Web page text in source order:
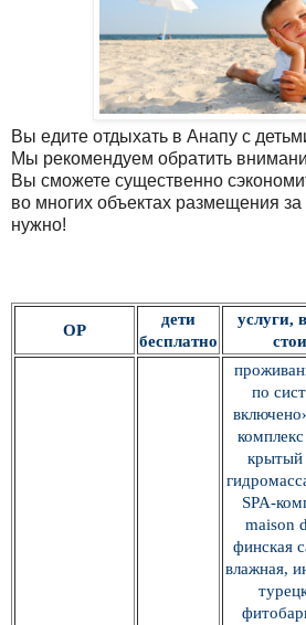
Вы едите отдыхать в Анапу с
Мы рекомендуем обратить
Вы сможете существенно
во многих объектах размещения за
нужно!
ОР
дети
бесплатно
услуги,
по
крытый
SPA-
maison
финская
влажная,